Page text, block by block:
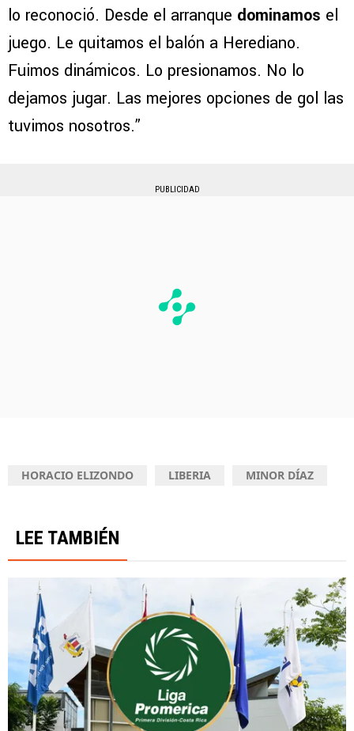
lo reconoció. Desde el arranque dominamos el
juego. Le quitamos el balón a Herediano.
Fuimos dinámicos. Lo presionamos. No lo
dejamos jugar. Las mejores opciones de gol las
tuvimos nosotros.”
PUBLICIDAD
HORACIO ELIZONDO LIBERIA MINOR DÍAZ
LEE TAMBIÉN